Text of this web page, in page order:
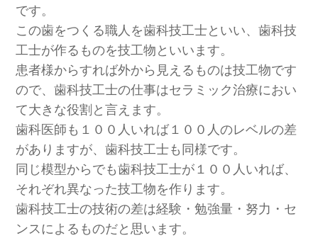
です。
この歯をつくる職人を歯科技工士といい、歯科技
工士が作るものを技工物といいます。
患者様からすれば外から見えるものは技工物です
ので、歯科技工士の仕事はセラミック治療におい
て大きな役割と言えます。
歯科医師も１００人いれば１００人のレベルの差
がありますが、歯科技工士も同様です。
同じ模型からでも歯科技工士が１００人いれば、
それぞれ異なった技工物を作ります。
歯科技工士の技術の差は経験・勉強量・努力・セ
ンスによるものだと思います。